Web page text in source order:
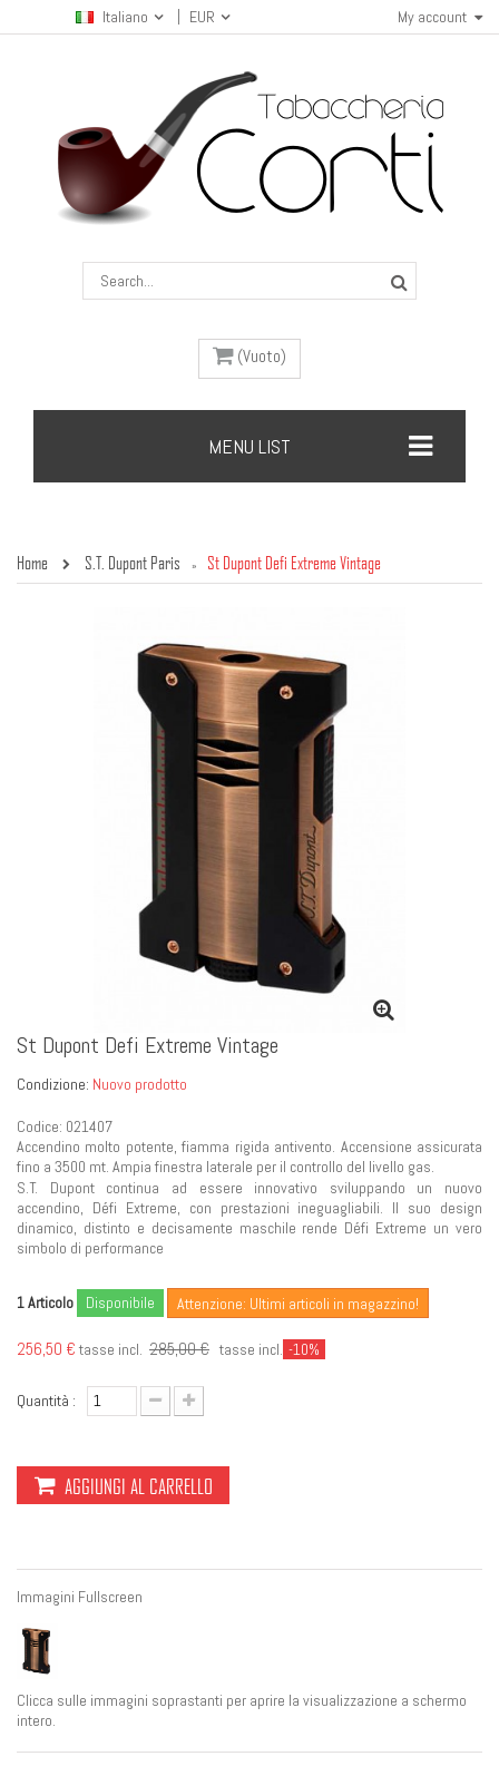
My account
Italiano EUR
(Vuoto)
MENU LIST
Home S.T. Dupont Paris » St Dupont Defi Extreme Vintage
St Dupont Defi Extreme Vintage
Condizione: Nuovo prodotto
Codice: 021407
Accendino molto potente, fiamma rigida antivento. Accensione assicurata
fino a 3500 mt. Ampia finestra laterale per il controllo del livello gas.
S.T. Dupont continua ad essere innovativo sviluppando un nuovo
accendino, Défi Extreme, con prestazioni ineguagliabili. Il suo design
dinamico, distinto e decisamente maschile rende Défi Extreme un vero
simbolo di performance
1Articolo Disponibile Attenzione: Ultimi articoli in magazzino!
256,50 € tasse incl. 285,00 € tasse incl. -10%
Quantità :
AGGIUNGI AL CARRELLO
Immagini Fullscreen
Clicca sulle immagini soprastanti per aprire la visualizzazione a schermo
intero.